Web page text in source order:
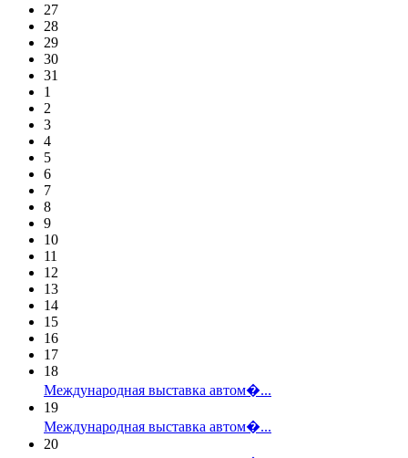
27
28
29
30
31
1
2
3
4
5
6
7
8
9
10
11
12
13
14
15
16
17
18
Международная выставка автом�...
19
Международная выставка автом�...
20